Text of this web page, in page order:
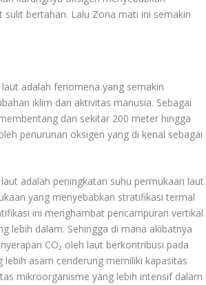
sulit bertahan. Lalu Zona mati ini semakin
adalah fenomena yang semakin
iklim dan aktivitas manusia. Sebagai
dari sekitar 200 meter hingga
penurunan oksigen yang di kenal sebagai
adalah peningkatan suhu permukaan laut.
yang menyebabkan stratifikasi termal
ini menghambat pencampuran vertikal
lebih dalam. Sehingga di mana akibatnya
CO₂ oleh laut berkontribusi pada
asam cenderung memiliki kapasitas
mikroorganisme yang lebih intensif dalam